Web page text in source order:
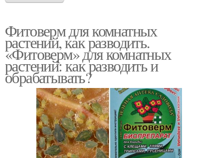
Фитоверм для комнатных
растений, как разводить.
«Фитоверм» для комнатных
растений: как разводить и
обрабатывать?